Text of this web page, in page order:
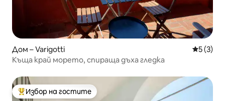
Дом – Varigotti Средна
5 (3)
Къща край морето, спираща дъха гледка
Най-популярен избор на гостите
Избор на гостите